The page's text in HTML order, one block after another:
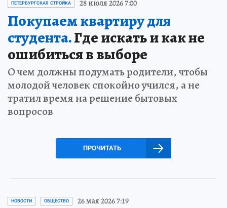
ПЕТЕРБУРГСКАЯ СТРОЙКА 28 июля 2026 7:00
Покупаем квартиру для
студента.Где искать и как не
ошибиться в выборе
О чем должны подумать родители, чтобы
молодой человек спокойно учился, а не
тратил время на решение бытовых
вопросов
ПРОЧИТАТЬ
НОВОСТИ ОБЩЕСТВО 26 мая 2026 7:19